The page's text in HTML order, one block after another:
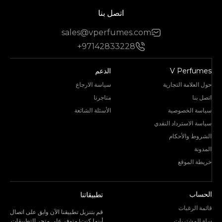
اتصل بنا
sales@vperfumes.com
+97142833228
V Perfumes
حول العلامة التجارية
اتصل بنا
سياسة الخصوصية
سياسة الاسترداد النقدي
الشروط والأحكام
المدونة
خريطة الموقع
الدعم
سياسة الارجاع
متاجرنا
الأسئلة الشائعة
الحساب
قائمة الرغبات
تطبيقاتنا
قم بتنزيل تطبيقنا الآن وابق على اتصال